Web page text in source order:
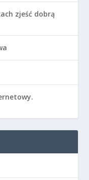
zjeść dobrą